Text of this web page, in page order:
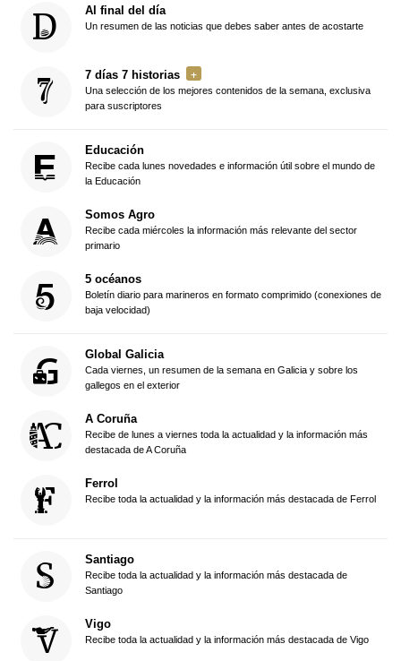
Al final del día
Un resumen de las noticias que debes saber antes de acostarte
7 días 7 historias
Una selección de los mejores contenidos de la semana, exclusiva
para suscriptores
Educación
Recibe cada lunes novedades e información útil sobre el mundo de
la Educación
Somos Agro
Recibe cada miércoles la información más relevante del sector
primario
5 océanos
Boletín diario para marineros en formato comprimido (conexiones de
baja velocidad)
Global Galicia
Cada viernes, un resumen de la semana en Galicia y sobre los
gallegos en el exterior
A Coruña
Recibe de lunes a viernes toda la actualidad y la información más
destacada de A Coruña
Ferrol
Recibe toda la actualidad y la información más destacada de Ferrol
Santiago
Recibe toda la actualidad y la información más destacada de
Santiago
Vigo
Recibe toda la actualidad y la información más destacada de Vigo